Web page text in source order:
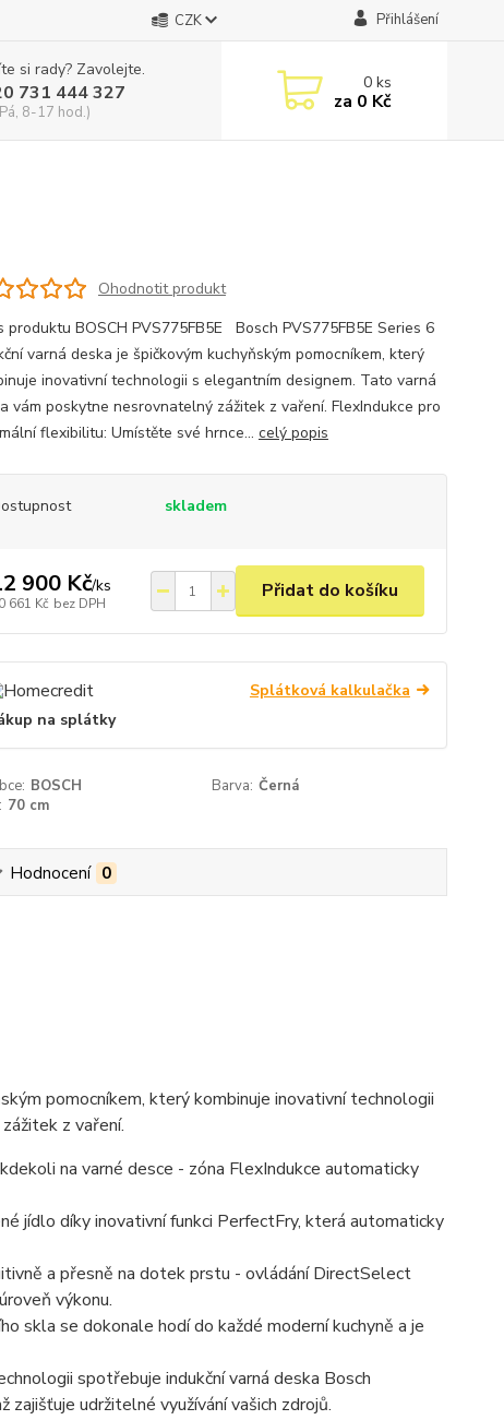
CZK Přihlášení
si rady? Zavolejte.
731 444 327
8-17 hod.)
0ks
za 0 Kč
Ohodnotit produkt
produktu BOSCH PVS775FB5E Bosch PVS775FB5E Series 6
varná deska je špičkovým kuchyňským pomocníkem, který
inovativní technologii s elegantním designem. Tato varná
vám poskytne nesrovnatelný zážitek z vaření. FlexIndukce pro
flexibilitu: Umístěte své hrnce... celý popis
skladem
900 Kč/ks
661 Kč bez DPH
Přidat do košíku
Splátková kalkulačka
na splátky
BOSCH Barva: Černá
70 cm
Hodnocení 0
pomocníkem, který kombinuje inovativní technologii
z vaření.
na varné desce - zóna FlexIndukce automaticky
jídlo díky inovativní funkci PerfectFry, která automaticky
a přesně na dotek prstu - ovládání DirectSelect
výkonu.
skla se dokonale hodí do každé moderní kuchyně a je
spotřebuje indukční varná deska Bosch
udržitelné využívání vašich zdrojů.